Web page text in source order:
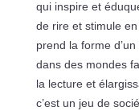
qui inspire et
de rire et stimule
prend la forme
dans des mondes
la lecture et
c’est un jeu de